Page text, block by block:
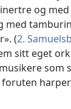
og
med
(2.
sitt eget
som